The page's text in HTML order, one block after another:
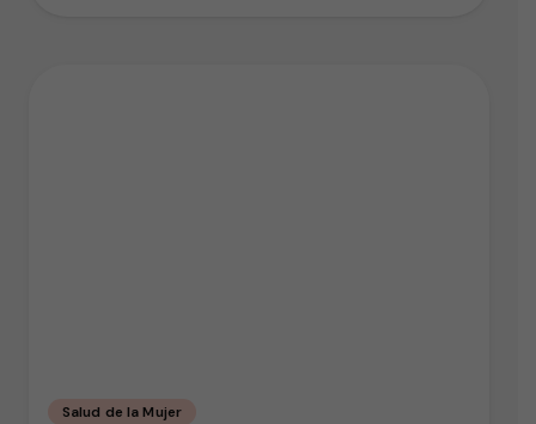
Salud de la Mujer